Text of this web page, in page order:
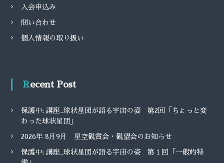
入会申込み
問い合わせ
個人情報の取り扱い
Recent Post
保護中: 講座_球状星団が語る宇宙の姿 第2回「ちょっと変
わった球状星団」
2026年 8月9月 星空観賞会・観望会のお知らせ
保護中: 講座_球状星団が語る宇宙の姿 第１回「一般的特